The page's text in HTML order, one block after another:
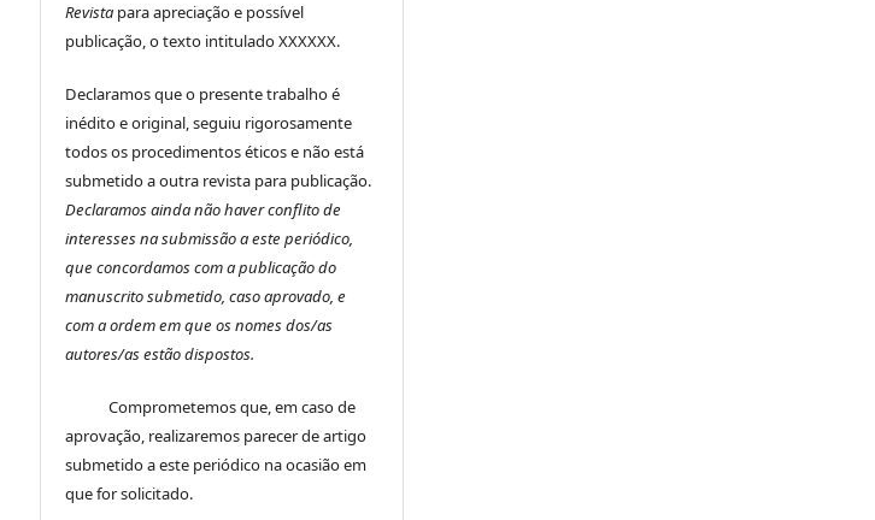
Revista para apreciação e possível
publicação, o texto intitulado XXXXXX.
Declaramos que o presente trabalho é
inédito e original, seguiu rigorosamente
todos os procedimentos éticos e não está
submetido a outra revista para publicação.
Declaramos ainda não haver conflito de
interesses na submissão a este periódico,
que concordamos com a publicação do
manuscrito submetido, caso aprovado, e
com a ordem em que os nomes dos/as
autores/as estão dispostos.
Comprometemos que, em caso de
aprovação, realizaremos parecer de artigo
submetido a este periódico na ocasião em
que for solicitado.